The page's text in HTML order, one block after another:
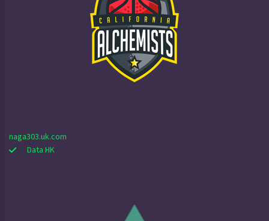
naga303.uk.com
Data HK